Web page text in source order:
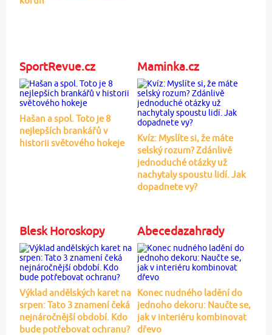
SportRevue.cz
Hašan a spol. Toto je 8
nejlepších brankářů v
historii světového hokeje
Maminka.cz
Kvíz: Myslíte si, že máte
selský rozum? Zdánlivě
jednoduché otázky už
nachytaly spoustu lidí. Jak
dopadnete vy?
Blesk Horoskopy
Výklad andělských karet na
srpen: Tato 3 znamení čeká
nejnáročnější období. Kdo
bude potřebovat ochranu?
Abecedazahrady
Konec nudného ladění do
jednoho dekoru: Naučte se,
jak v interiéru kombinovat
dřevo